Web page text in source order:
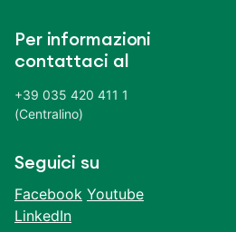
Per informazioni
contattaci al
+39 035 420 411 1
(Centralino)
Seguici su
Facebook Youtube
LinkedIn